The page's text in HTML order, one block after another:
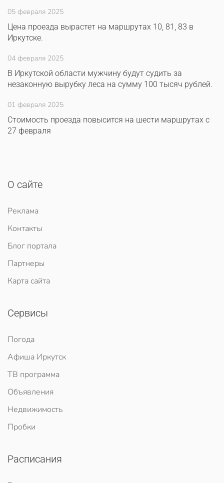
05 февраля 2025
Цена проезда вырастет на маршрутах 10, 81, 83 в
Иркутске.
04 февраля 2025
В Иркутской области мужчину будут судить за
незаконную вырубку леса на сумму 100 тысяч рублей.
01 февраля 2025
Стоимость проезда повысится на шести маршрутах с
27 февраля
О сайте
Реклама
Контакты
Блог портала
Партнеры
Карта сайта
Сервисы
Погода
Афиша Иркутск
ТВ программа
Объявления
Недвижимость
Пробки
Расписания